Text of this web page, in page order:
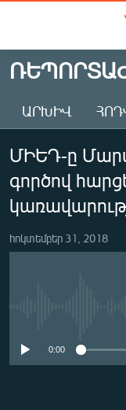
Անցնել
հիմնական
Անցնել
հիմնական
մենյուին
Որոնում
ԱԶԱՏՈՒԹՅՈՒՆ TV
ՀԱՅԱՍՏԱՆ
ԻՐԱՎՈՒՆՔ
ՏՆՏԵՍՈՒԹՅՈՒՆ
ՄԻՋԱԶԳԱՅԻՆ
ԱՐԽԻՎ
ՄԻԵԴ-ը
գործով
հոկտեմբեր 31, 2018
0:00